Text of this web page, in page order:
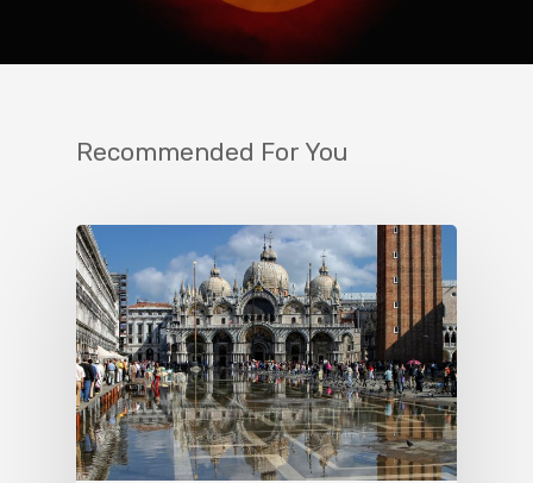
Recommended For You